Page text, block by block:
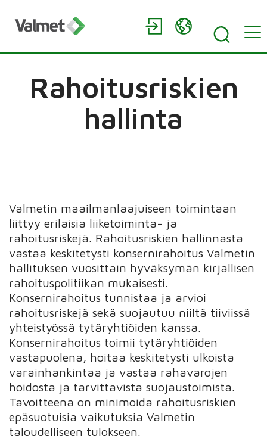
Rahoitusriskien
hallinta
Valmetin maailmanlaajuiseen toimintaan
liittyy erilaisia liiketoiminta- ja
rahoitusriskejä. Rahoitusriskien hallinnasta
vastaa keskitetysti konsernirahoitus Valmetin
hallituksen vuosittain hyväksymän kirjallisen
rahoituspolitiikan mukaisesti.
Konsernirahoitus tunnistaa ja arvioi
rahoitusriskejä sekä suojautuu niiltä tiiviissä
yhteistyössä tytäryhtiöiden kanssa.
Konsernirahoitus toimii tytäryhtiöiden
vastapuolena, hoitaa keskitetysti ulkoista
varainhankintaa ja vastaa rahavarojen
hoidosta ja tarvittavista suojaustoimista.
Tavoitteena on minimoida rahoitusriskien
epäsuotuisia vaikutuksia Valmetin
taloudelliseen tulokseen.